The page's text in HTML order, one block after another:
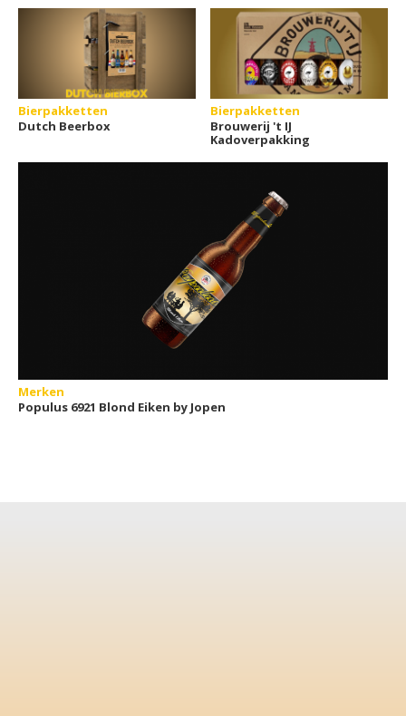
Bierpakketten
Dutch Beerbox
Bierpakketten
Brouwerij 't IJ
Kadoverpakking
Merken
Populus 6921 Blond Eiken by Jopen